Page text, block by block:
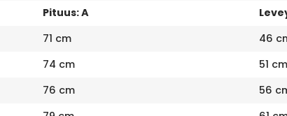
Pituus: A
71 cm 46
74 cm 51 cm
76 cm 56